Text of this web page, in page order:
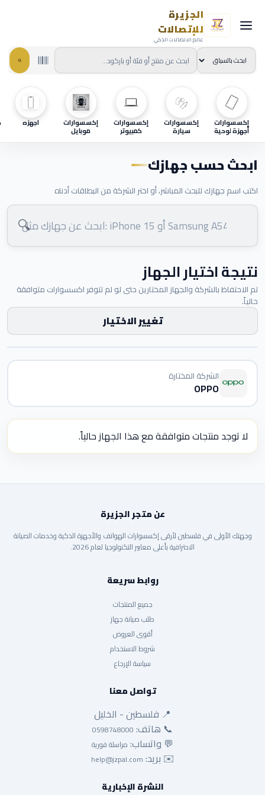
الجزيرة
للإتصالات
عالم الاتصالات الذكي
إكسسوارات
أجهزة لوحية
إكسسوارات
سيارة
إكسسوارات
كمبيوتر
إكسسوارات
موبايل
اجهزه
ابحث حسب جهازك
اكتب اسم جهازك للبحث المباشر، أو اختر الشركة من البطاقات أدناه
🔍
نتيجة اختيار الجهاز
تم الاحتفاظ بالشركة والجهاز المختارين حتى لو لم تتوفر اكسسوارات متوافقة
حالياً.
تغيير الاختيار
الشركة المختارة
OPPO
لا توجد منتجات متوافقة مع هذا الجهاز حالياً.
عن متجر الجزيرة
وجهتك الأولى في فلسطين لأرقى إكسسوارات الهواتف والأجهزة الذكية وخدمات الصيانة
الاحترافية بأعلى معايير التكنولوجيا لعام 2026.
روابط سريعة
جميع المنتجات
طلب صيانة جهاز
أقوى العروض
شروط الاستخدام
سياسة الإرجاع
تواصل معنا
📍 فلسطين - الخليل
📞 هاتف: 0598748000
💬 واتساب: مراسلة فورية
✉️ بريد: help@jzpal.com
النشرة الإخبارية